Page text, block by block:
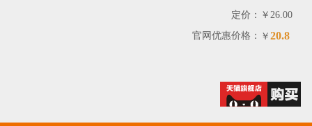
定价： ￥26.00
官网优惠价格： ￥ 20.8